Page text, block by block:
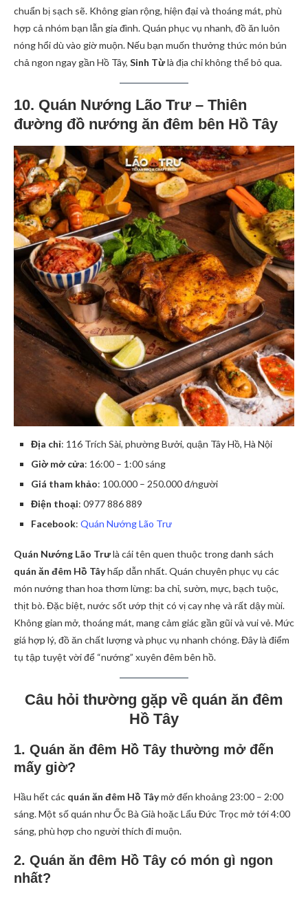
chuẩn bị sạch sẽ. Không gian rộng, hiện đại và thoáng mát, phù
hợp cả nhóm bạn lẫn gia đình. Quán phục vụ nhanh, đồ ăn luôn
nóng hổi dù vào giờ muộn. Nếu bạn muốn thưởng thức món bún
chả ngon ngay gần Hồ Tây, Sinh Từlà địa chỉ không thể bỏ qua.
10. Quán Nướng Lão Trư – Thiên
đường đồ nướng ăn đêm bên Hồ Tây
Địa chỉ: 116 Trích Sài, phường Bưởi, quận Tây Hồ, Hà Nội
Giờ mở cửa: 16:00 – 1:00 sáng
Giá tham khảo: 100.000 – 250.000 đ/người
Điện thoại: 0977 886 889
Facebook: Quán Nướng Lão Trư
Quán Nướng Lão Trưlà cái tên quen thuộc trong danh sách
quán ăn đêm Hồ Tâyhấp dẫn nhất. Quán chuyên phục vụ các
món nướng than hoa thơm lừng: ba chỉ, sườn, mực, bạch tuộc,
thịt bò. Đặc biệt, nước sốt ướp thịt có vị cay nhẹ và rất dậy mùi.
Không gian mở, thoáng mát, mang cảm giác gần gũi và vui vẻ. Mức
giá hợp lý, đồ ăn chất lượng và phục vụ nhanh chóng. Đây là điểm
tụ tập tuyệt vời để “nướng” xuyên đêm bên hồ.
Câu hỏi thường gặp về quán ăn đêm
Hồ Tây
1. Quán ăn đêm Hồ Tây thường mở đến
mấy giờ?
Hầu hết các quán ăn đêm Hồ Tâymở đến khoảng 23:00 – 2:00
sáng. Một số quán như Ốc Bà Già hoặc Lẩu Đức Trọc mở tới 4:00
sáng, phù hợp cho người thích đi muộn.
2. Quán ăn đêm Hồ Tây có món gì ngon
nhất?